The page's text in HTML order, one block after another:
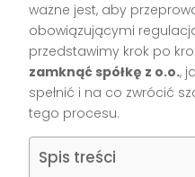
ważne jest, aby
obowiązującymi
przedstawimy krok po
zamknąć spółkę z o.o.,
spełnić i na co zwrócić
tego procesu.
Spis treści